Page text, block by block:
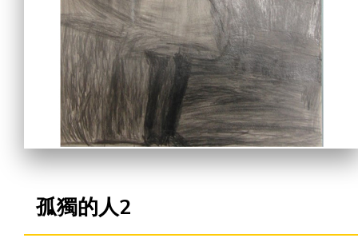
愛不同藝術家
網上藝廊
合作機會
孤獨的人2